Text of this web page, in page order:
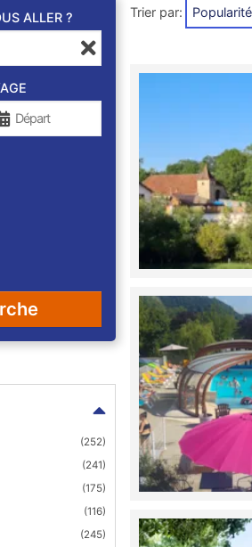
ALLER ?
(252)
(241)
(175)
(116)
(245)
Trier par: Popularité